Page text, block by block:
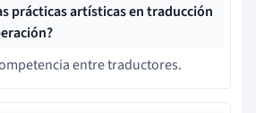
prácticas artísticas en traducción
entre traductores.